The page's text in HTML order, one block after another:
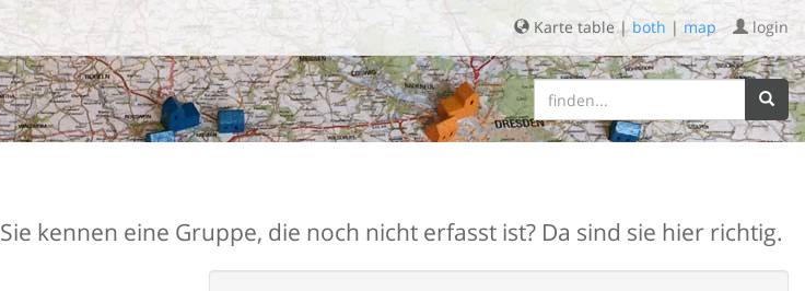
login
Karte table |both | map
kennen eine Gruppe, die noch nicht erfasst ist? Da sind sie hier richtig.